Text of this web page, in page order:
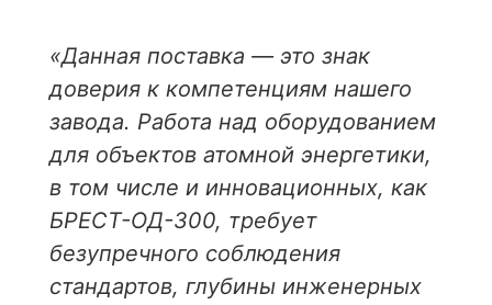
«Данная поставка — это знак
доверия к компетенциям нашего
завода. Работа над оборудованием
для объектов атомной энергетики,
в том числе и инновационных, как
БРЕСТ-ОД-300, требует
безупречного соблюдения
стандартов, глубины инженерных